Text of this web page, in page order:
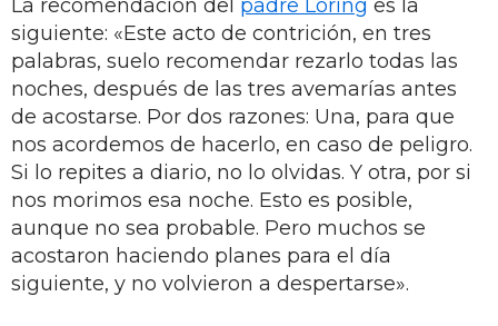
La recomendación del padre Loring es la
siguiente: «Este acto de contrición, en tres
palabras, suelo recomendar rezarlo todas las
noches, después de las tres avemarías antes
de acostarse. Por dos razones: Una, para que
nos acordemos de hacerlo, en caso de peligro.
Si lo repites a diario, no lo olvidas. Y otra, por si
nos morimos esa noche. Esto es posible,
aunque no sea probable. Pero muchos se
acostaron haciendo planes para el día
siguiente, y no volvieron a despertarse».